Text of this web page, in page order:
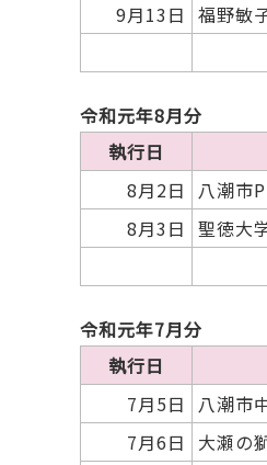
9月13日 福野敏
令和元年8月分
執行日
8月2日
八潮市
8月3日 聖徳大
令和元年7月分
執行日
7月5日
八潮市
7月6日
大瀬の